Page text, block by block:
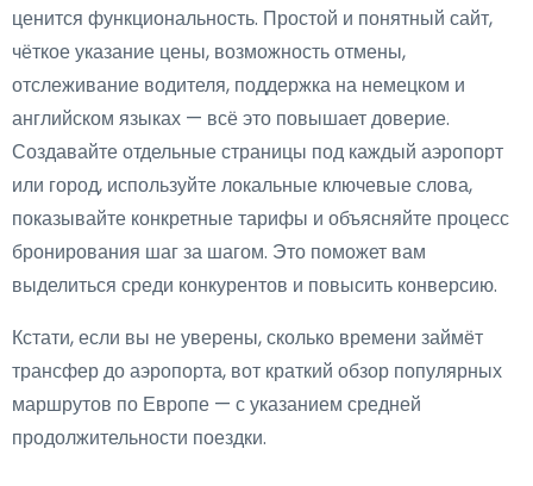
ценится функциональность. Простой и понятный сайт,
чёткое указание цены, возможность отмены,
отслеживание водителя, поддержка на немецком и
английском языках — всё это повышает доверие.
Создавайте отдельные страницы под каждый аэропорт
или город, используйте локальные ключевые слова,
показывайте конкретные тарифы и объясняйте процесс
бронирования шаг за шагом. Это поможет вам
выделиться среди конкурентов и повысить конверсию.
Кстати, если вы не уверены, сколько времени займёт
трансфер до аэропорта, вот краткий обзор популярных
маршрутов по Европе — с указанием средней
продолжительности поездки.